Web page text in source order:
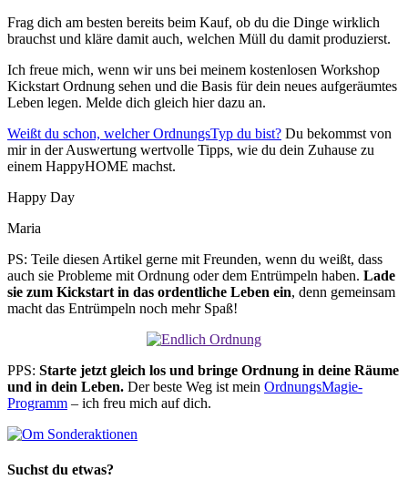
Frag dich am besten bereits beim Kauf, ob du die Dinge wirklich
brauchst und kläre damit auch, welchen Müll du damit produzierst.
Ich freue mich, wenn wir uns bei meinem kostenlosen Workshop
Kickstart Ordnung sehen und die Basis für dein neues aufgeräumtes
Leben legen. Melde dich gleich hier dazu an.
Weißt du schon, welcher OrdnungsTyp du bist? Du bekommst von
mir in der Auswertung wertvolle Tipps, wie du dein Zuhause zu
einem HappyHOME machst.
Happy Day
Maria
PS: Teile diesen Artikel gerne mit Freunden, wenn du weißt, dass
auch sie Probleme mit Ordnung oder dem Entrümpeln haben. Lade
sie zum Kickstart in das ordentliche Leben ein, denn gemeinsam
macht das Entrümpeln noch mehr Spaß!
PPS: Starte jetzt gleich los und bringe Ordnung in deine Räume
und in dein Leben. Der beste Weg ist mein OrdnungsMagie-
Programm – ich freu mich auf dich.
Suchst du etwas?